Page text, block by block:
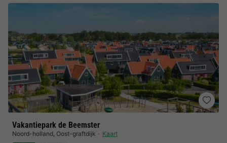
Vakantiepark de Beemster
Noord-holland, Oost-graftdijk Kaart